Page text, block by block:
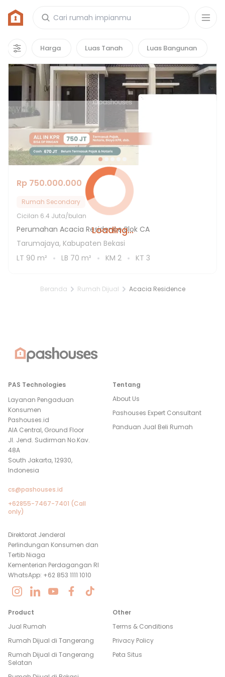
Harga Luas Tanah Luas Bangunan
Loading...
Rumah di Acacia Residence
1properti
Rp 750.000.000
Rumah Secondary
Cicilan 6.4 Juta/bulan
Perumahan Acacia Residence Blok CA
Tarumajaya, Kabupaten Bekasi
LT 90 m² LB 70 m² KM 2 KT 3
Beranda Rumah Dijual Acacia Residence
PAS Technologies
Layanan Pengaduan
Konsumen
Pashouses.id
AIA Central, Ground Floor
Jl. Jend. Sudirman No.Kav.
48A
South Jakarta, 12930,
Indonesia
cs@pashouses.id
+62855-7467-7401 (Call
only)
Direktorat Jenderal
Perlindungan Konsumen dan
Tertib Niaga
Kementerian Perdagangan RI
WhatsApp: +62 853 1111 1010
Tentang
About Us
Pashouses Expert Consultant
Panduan Jual Beli Rumah
Product
Jual Rumah
Rumah Dijual di Tangerang
Rumah Dijual di Tangerang
Selatan
Other
Terms & Conditions
Privacy Policy
Peta Situs